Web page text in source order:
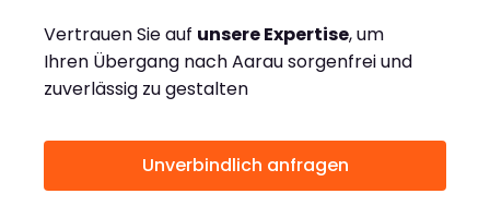
Vertrauen Sie auf unsere Expertise, um
Ihren Übergang nach Aarau sorgenfrei und
zuverlässig zu gestalten
Unverbindlich anfragen